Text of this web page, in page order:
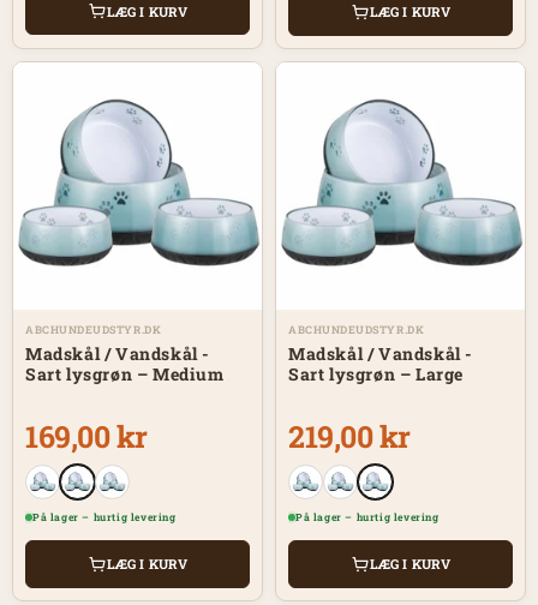
LÆG I KURV LÆG I KURV
ABCHUNDEUDSTYR.DK
Madskål / Vandskål -
Sart lysgrøn – Medium
169,00 kr
På lager – hurtig levering
LÆG I KURV
ABCHUNDEUDSTYR.DK
Madskål / Vandskål -
Sart lysgrøn – Large
219,00 kr
På lager – hurtig levering
LÆG I KURV